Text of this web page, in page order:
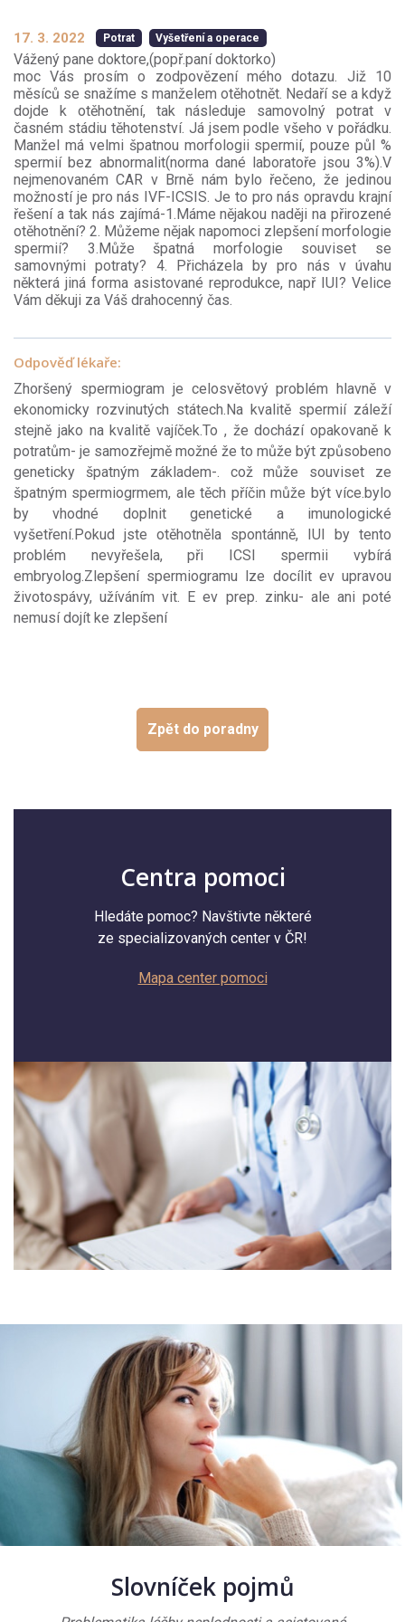
17. 3. 2022 Potrat Vyšetření a operace
Vážený pane doktore,(popř.paní doktorko)
moc Vás prosím o zodpovězení mého dotazu. Již 10
měsíců se snažíme s manželem otěhotnět. Nedaří se a když
dojde k otěhotnění, tak následuje samovolný potrat v
časném stádiu těhotenství. Já jsem podle všeho v pořádku.
Manžel má velmi špatnou morfologii spermií, pouze půl %
spermií bez abnormalit(norma dané laboratoře jsou 3%).V
nejmenovaném CAR v Brně nám bylo řečeno, že jedinou
možností je pro nás IVF-ICSIS. Je to pro nás opravdu krajní
řešení a tak nás zajímá-1.Máme nějakou naději na přirozené
otěhotnění? 2. Můžeme nějak napomoci zlepšení morfologie
spermií? 3.Může špatná morfologie souviset se
samovnými potraty? 4. Přicházela by pro nás v úvahu
některá jiná forma asistované reprodukce, např IUI? Velice
Vám děkuji za Váš drahocenný čas.
Odpověď lékaře:
Zhoršený spermiogram je celosvětový problém hlavně v
ekonomicky rozvinutých státech.Na kvalitě spermií záleží
stejně jako na kvalitě vajíček.To , že dochází opakovaně k
potratům- je samozřejmě možné že to může být způsobeno
geneticky špatným základem-. což může souviset ze
špatným spermiogrmem, ale těch příčin může být více.bylo
by vhodné doplnit genetické a imunologické
vyšetření.Pokud jste otěhotněla spontánně, IUI by tento
problém nevyřešela, při ICSI spermii vybírá
embryolog.Zlepšení spermiogramu lze docílit ev upravou
životospávy, užíváním vit. E ev prep. zinku- ale ani poté
nemusí dojít ke zlepšení
Zpět do poradny
Centra pomoci
Hledáte pomoc? Navštivte některé
ze specializovaných center v ČR!
Mapa center pomoci
Slovníček pojmů